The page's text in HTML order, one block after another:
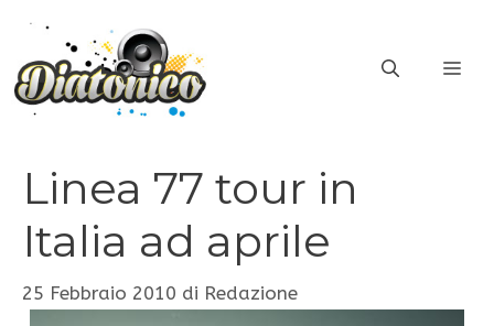
contenuto
Linea 77 tour in
Italia ad aprile
25 Febbraio 2010 di Redazione